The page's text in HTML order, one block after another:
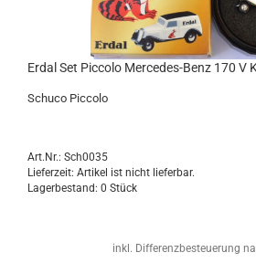
Erdal Set Pic­co­lo Mercedes-​​Benz 170 V
Schu­co Pic­co­lo
Art.Nr.: Sch0035
Lieferzeit: Artikel ist nicht lieferbar.
Lagerbestand: 0 Stück
inkl. Differenzbesteuerung